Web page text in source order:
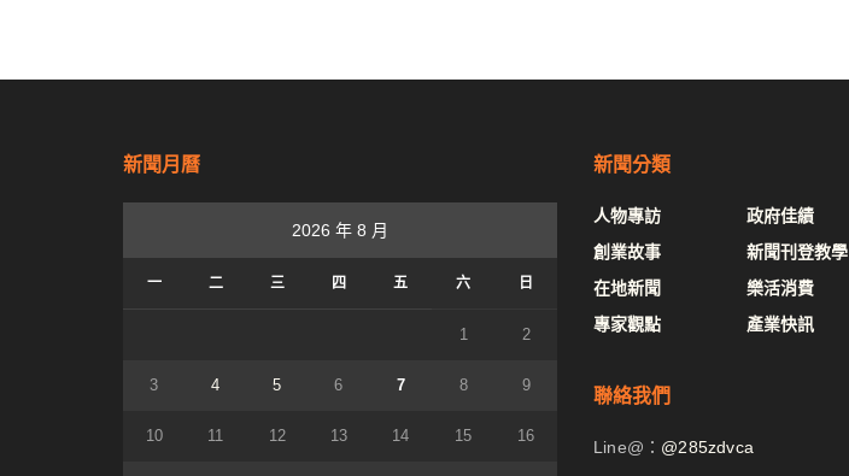
新聞月曆
2026 年 8 月
一 二 三 四 五 六 日
1 2
3 4 5 6 7 8 9
10 11 12 13 14 15 16
新聞分類
人物專訪
創業故事
在地新聞
專家觀點
政府佳績
新聞刊登教學
樂活消費
產業快訊
聯絡我們
Line@： @285zdvca